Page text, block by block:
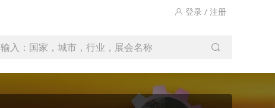
登录 / 注册
输入：国家，城市，行业，展会名称